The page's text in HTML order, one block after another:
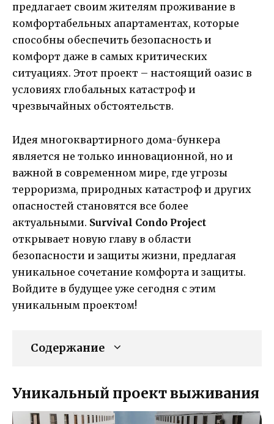
предлагает своим жителям проживание в
комфортабельных апартаментах, которые
способны обеспечить безопасность и
комфорт даже в самых критических
ситуациях. Этот проект – настоящий оазис в
условиях глобальных катастроф и
чрезвычайных обстоятельств.
Идея многоквартирного дома-бункера
является не только инновационной, но и
важной в современном мире, где угрозы
терроризма, природных катастроф и других
опасностей становятся все более
актуальными. Survival Condo Project
открывает новую главу в области
безопасности и защиты жизни, предлагая
уникальное сочетание комфорта и защиты.
Войдите в будущее уже сегодня с этим
уникальным проектом!
Содержание
Уникальный проект выживания